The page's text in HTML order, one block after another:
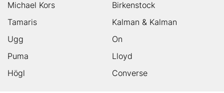
Michael Kors
Birkenstock
Tamaris
Kalman & Kalman
Ugg
On
Puma
Lloyd
Högl
Converse